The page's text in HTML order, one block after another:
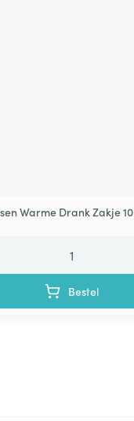
Warme Drank Zakje 10
Bestel